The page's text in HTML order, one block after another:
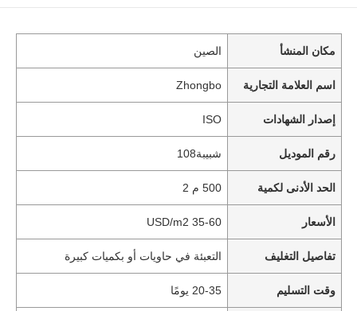
مكان المنشأ الصين
اسم العلامة التجارية Zhongbo
إصدار الشهادات ISO
رقم الموديل شبيبة108
الحد الأدنى لكمية 500 م 2
الأسعار 35-60 USD/m2
تفاصيل التغليف التعبئة في حاويات أو بكميات كبيرة
وقت التسليم 20-35 يومًا